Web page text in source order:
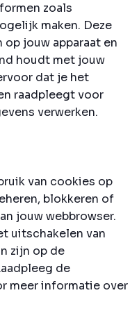
zoals
maken. Deze
jouw apparaat en
houdt met jouw
dat je het
raadpleegt voor
verwerken.
van cookies op
blokkeren of
jouw webbrowser.
uitschakelen van
zijn op de
de
meer informatie over